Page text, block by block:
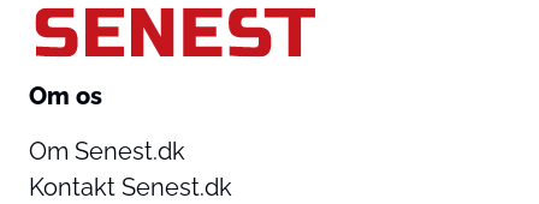
Om os
Om Senest.dk
Kontakt Senest.dk